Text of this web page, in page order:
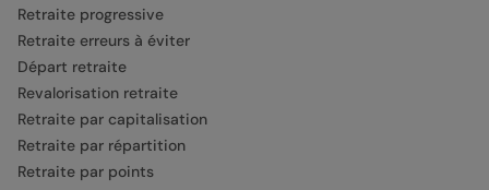
Retraite progressive
Retraite erreurs à éviter
Départ retraite
Revalorisation retraite
Retraite par capitalisation
Retraite par répartition
Retraite par points